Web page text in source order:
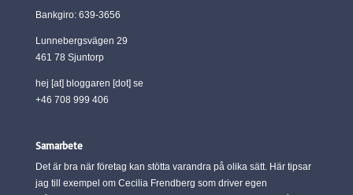
Bankgiro: 639-3656
Lunnebergsvägen 29
461 78 Sjuntorp
hej [at] bloggaren [dot] se
+46 708 999 406
Samarbete
Det är bra när företag kan stötta varandra på olika sätt. Här tipsar
jag till exempel om Cecilia Frendberg som driver egen